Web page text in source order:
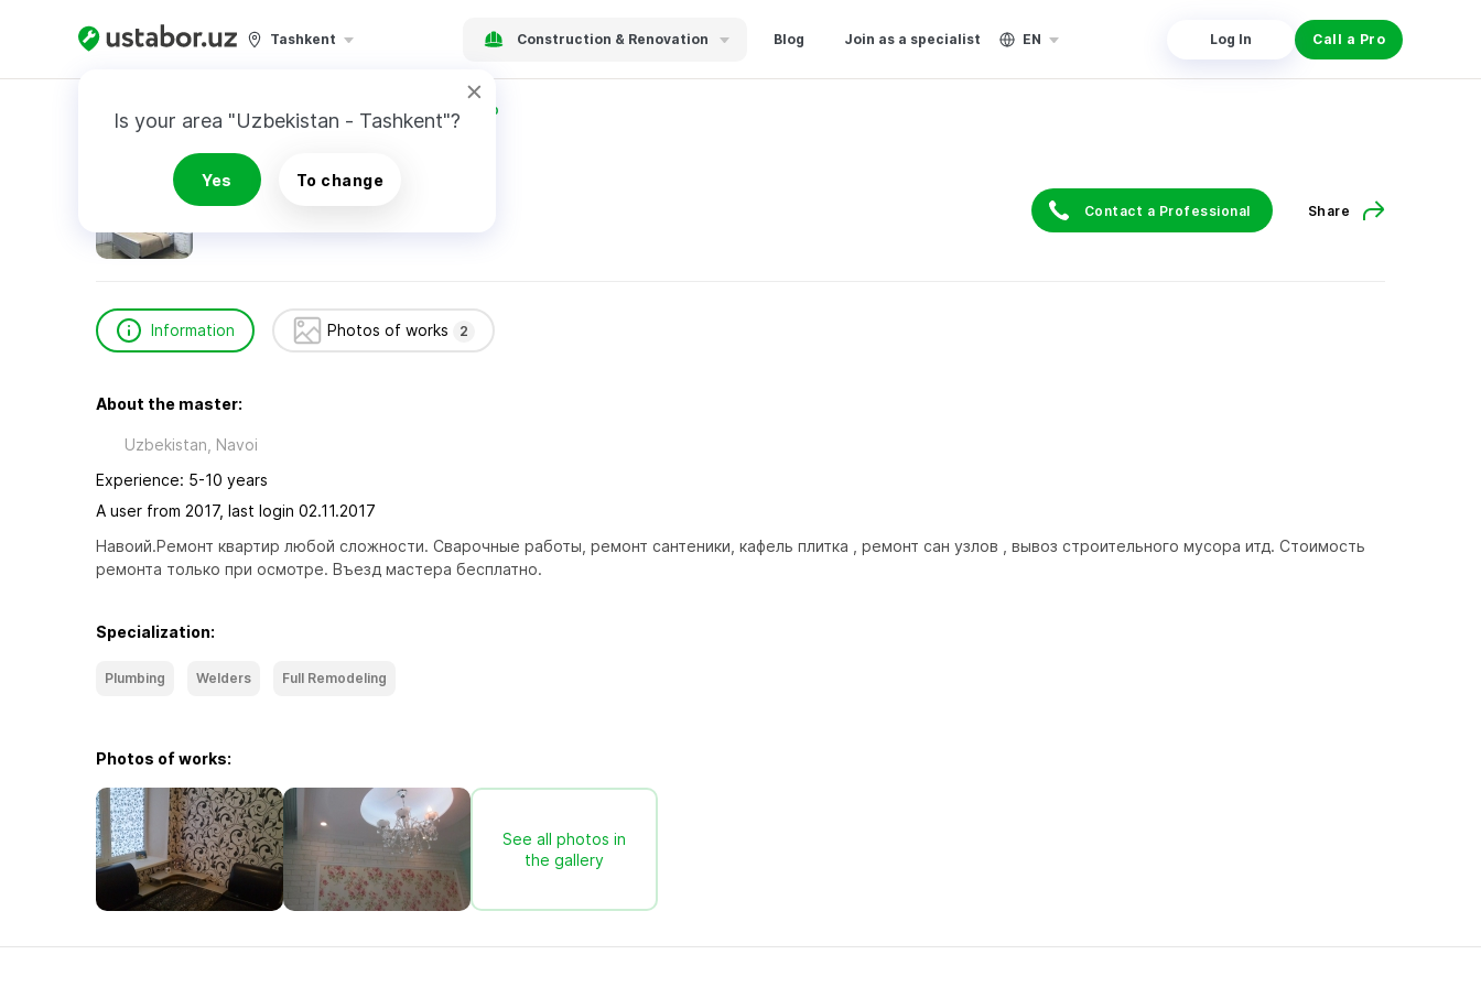
Tashkent Construction & Renovation Blog Join as a specialist EN Log In Call a Pro
Is your area "Uzbekistan - Tashkent"?
Yes To change
Home Construction & Renovation Музаффар
Музаффар
Contact a Professional Share
Information Photos of works 2
About the master:
Uzbekistan, Navoi
Experience: 5-10 years
A user from 2017, last login 02.11.2017
Навоий.Ремонт квартир любой сложности. Сварочные работы, ремонт сантеники, кафель плитка , ремонт сан узлов , вывоз строительного мусора итд. Стоимость
ремонта только при осмотре. Въезд мастера бесплатно.
Specialization:
Plumbing Welders Full Remodeling
Photos of works:
See all photos in
the gallery